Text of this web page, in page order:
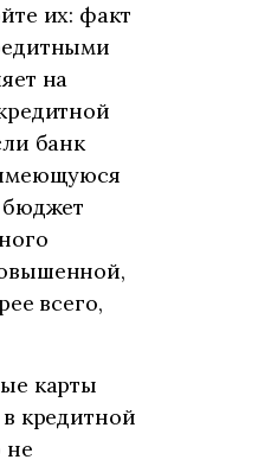
их: факт
на
банк
бюджет
всего,
карты
кредитной
не